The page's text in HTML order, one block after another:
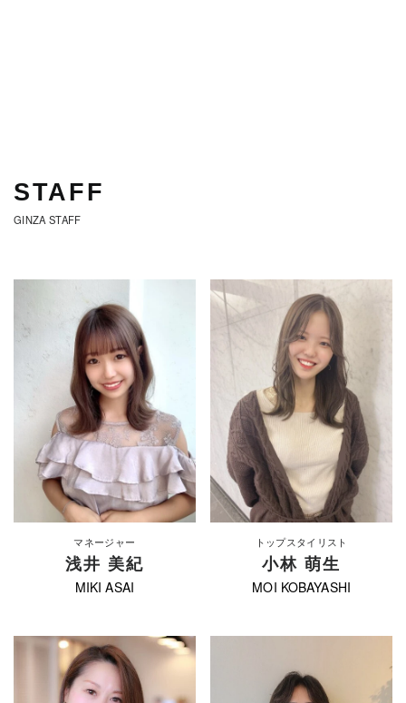
STAFF
GINZA STAFF
マネージャー
浅井 美紀
MIKI ASAI
トップスタイリスト
小林 萌生
MOI KOBAYASHI